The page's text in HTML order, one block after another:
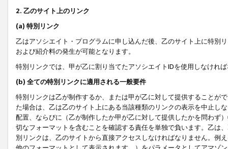
2. 乙のサイト上のリンク
(a) 特別リンク
乙はアソシエイト・プログラムに申し込んだ後、乙のサイト上に特別
および紹介料の発生が可能となります。
特別リンクでは、甲が乙に割り当てたアソシエイトIDを使用しなけれ
(b) 全ての特別リンクに適用される一般要件
特別リンクは乙が制作するか、または甲が乙に対して提供することが
た場合は、乙は乙のサイト上にある当該種類のリンクの表示を中止し
配置、ならびに（乙が制作したか甲が乙に対して提供したかを問わず
切なフォーマットを含むことを確認する責任を単独で負います。乙は
別リンクは、乙のサイトから直接アクセスしなければなりません。例
他のフォーマットとして表示されます。）をパラメータとしてアマゾ